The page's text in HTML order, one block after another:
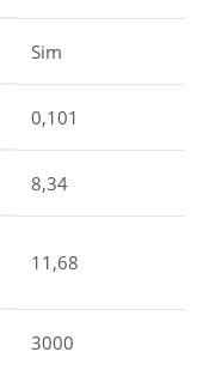
Sim
0,101
8,34
11,68
3000